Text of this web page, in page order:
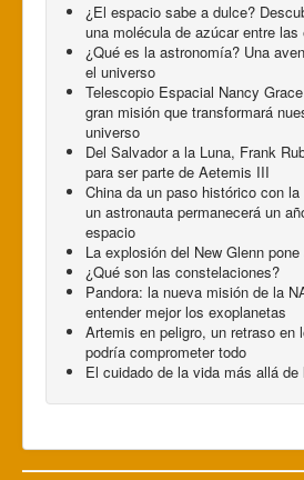
¿El espacio sabe a dulce?
una molécula de azúcar entre las
¿Qué es la astronomía? Una
el universo
Telescopio Espacial Nancy
gran misión que transformará
universo
Del Salvador a la Luna, Frank
para ser parte de Aetemis III
China da un paso histórico con
un astronauta permanecerá un
espacio
La explosión del New Glenn
¿Qué son las constelaciones?
Pandora: la nueva misión de la
entender mejor los exoplanetas
Artemis en peligro, un retraso en
podría comprometer todo
El cuidado de la vida más allá de